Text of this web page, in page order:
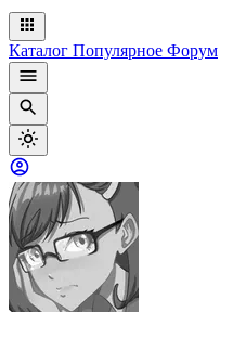
Каталог Популярное Форум